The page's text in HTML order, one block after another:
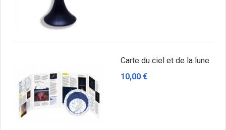
Carte du ciel et de la lune
10,00 €